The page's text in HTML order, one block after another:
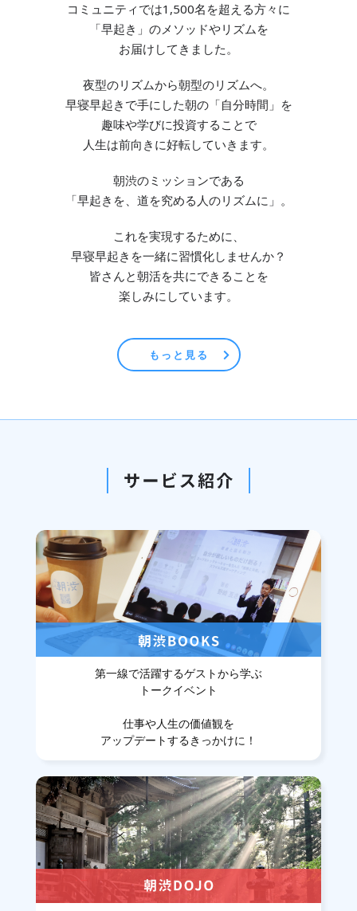
コミュニティでは1,500名を超える方々に
「早起き」のメソッドやリズムを
お届けしてきました。
夜型のリズムから朝型のリズムへ。
早寝早起きで手にした朝の「自分時間」を
趣味や学びに投資することで
人生は前向きに好転していきます。
朝渋のミッションである
「早起きを、道を究める人のリズムに」。
これを実現するために、
早寝早起きを一緒に習慣化しませんか？
皆さんと朝活を共にできることを
楽しみにしています。
もっと見る
第一線で活躍するゲストから学ぶ
トークイベント
仕事や人生の価値観を
アップデートするきっかけに！